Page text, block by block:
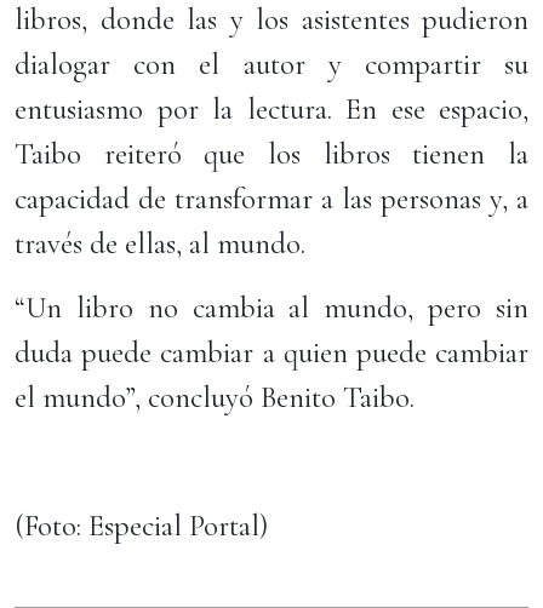
libros, donde las y los asistentes pudieron
dialogar con el autor y compartir su
entusiasmo por la lectura. En ese espacio,
Taibo reiteró que los libros tienen la
capacidad de transformar a las personas y, a
través de ellas, al mundo.
“Un libro no cambia al mundo, pero sin
duda puede cambiar a quien puede cambiar
el mundo”, concluyó Benito Taibo.
(Foto: Especial Portal)